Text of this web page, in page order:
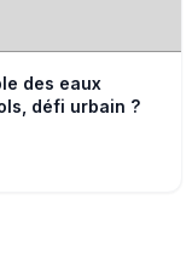
des eaux
défi urbain ?